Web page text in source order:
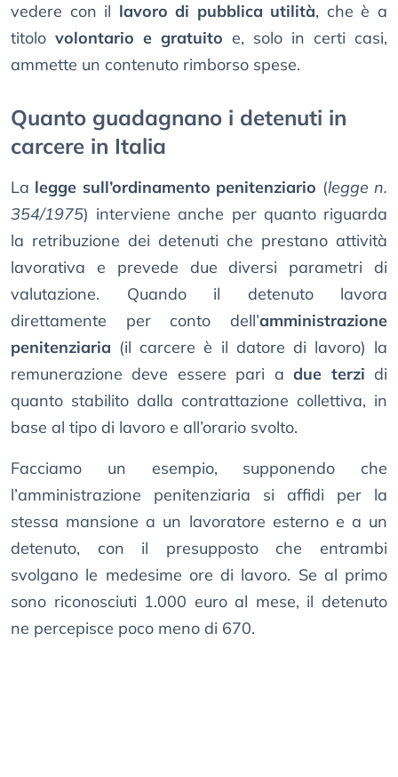
vedere con il lavoro di pubblica utilità, che è a
titolo volontario e gratuito e, solo in certi casi,
ammette un contenuto rimborso spese.
Quanto guadagnano i detenuti in
carcere in Italia
La legge sull’ordinamento penitenziario (legge n.
354/1975) interviene anche per quanto riguarda
la retribuzione dei detenuti che prestano attività
lavorativa e prevede due diversi parametri di
valutazione. Quando il detenuto lavora
direttamente per conto dell’amministrazione
penitenziaria (il carcere è il datore di lavoro) la
remunerazione deve essere pari adue terzi di
quanto stabilito dalla contrattazione collettiva, in
base al tipo di lavoro e all’orario svolto.
Facciamo un esempio, supponendo che
l’amministrazione penitenziaria si affidi per la
stessa mansione a un lavoratore esterno e a un
detenuto, con il presupposto che entrambi
svolgano le medesime ore di lavoro. Se al primo
sono riconosciuti 1.000 euro al mese, il detenuto
ne percepisce poco meno di 670.